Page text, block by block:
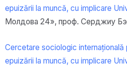
epuizării la muncă, cu implicare
Молдова 24», проф. Серджиу
Cercetare sociologic internațională
epuizării la muncă, cu implicare